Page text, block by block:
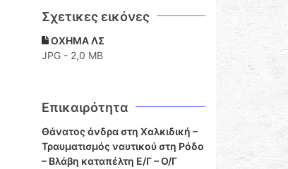
Σχετικες εικόνες
ΟΧΗΜΑ ΛΣ
JPG - 2,0 MB
Επικαιρότητα
Θάνατος άνδρα στη Χαλκιδική –
Τραυματισμός ναυτικού στη Ρόδο
– Βλάβη καταπέλτη Ε/Γ – Ο/Γ